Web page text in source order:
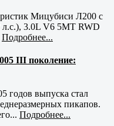
Мицубиси Л200 с
3.0L V6 5MT RWD
Подробнее...
III поколение:
годов выпуска стал
пикапов.
Подробнее...